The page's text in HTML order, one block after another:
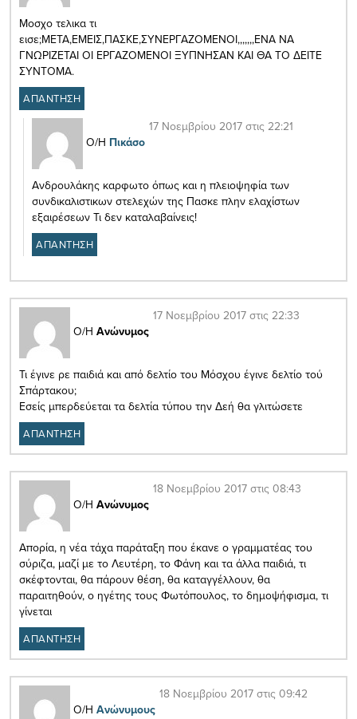
Μοσχο τελικα τι
εισε;ΜΕΤΑ,ΕΜΕΙΣ,ΠΑΣΚΕ,ΣΥΝΕΡΓΑΖΟΜΕΝΟΙ,,,,,,,ΕΝΑ ΝΑ
ΓΝΩΡΙΖΕΤΑΙ ΟΙ ΕΡΓΑΖΟΜΕΝΟΙ ΞΥΠΝΗΣΑΝ ΚΑΙ ΘΑ ΤΟ ΔΕΙΤΕ
ΣΥΝΤΟΜΑ.
ΑΠΑΝΤΗΣΗ
Ο/Η Πικάσο
17 Νοεμβρίου 2017 στις 22:21
Ανδρουλάκης καρφωτο όπως και η πλειοψηφία των
συνδικαλιστικων στελεχών της Πασκε πλην ελαχίστων
εξαιρέσεων Τι δεν καταλαβαίνεις!
ΑΠΑΝΤΗΣΗ
Ο/Η Ανώνυμος
17 Νοεμβρίου 2017 στις 22:33
Τι έγινε ρε παιδιά και από δελτίο του Μόσχου έγινε δελτίο τού
Σπάρτακου;
Εσείς μπερδεύεται τα δελτία τύπου την Δεή θα γλιτώσετε
ΑΠΑΝΤΗΣΗ
Ο/Η Ανώνυμος
18 Νοεμβρίου 2017 στις 08:43
Απορία, η νέα τάχα παράταξη που έκανε ο γραμματέας του
σύριζα, μαζί με το Λευτέρη, το Φάνη και τα άλλα παιδιά, τι
σκέφτονται, θα πάρουν θέση, θα καταγγέλλουν, θα
παραιτηθούν, ο ηγέτης τους Φωτόπουλος, το δημοψήφισμα, τι
γίνεται
ΑΠΑΝΤΗΣΗ
Ο/Η Ανώνυμους
18 Νοεμβρίου 2017 στις 09:42